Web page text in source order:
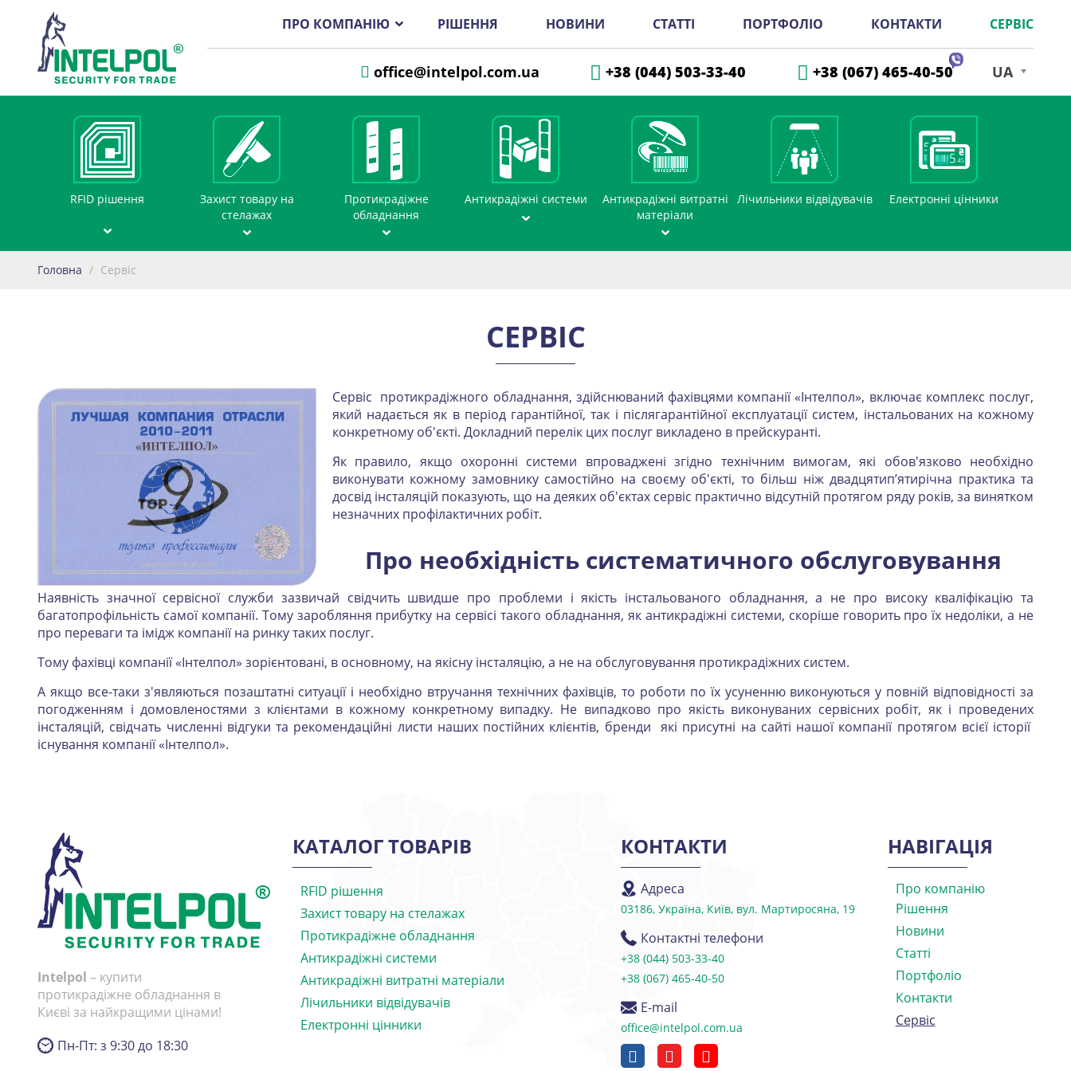
ПРО КОМПАНІЮ РІШЕННЯ НОВИНИ СТАТТІ ПОРТФОЛІО КОНТАКТИ СЕРВІС
office@intelpol.com.ua +38 (044) 503-33-40 +38 (067) 465-40-50 UA
RFID рішення
Захист товару на
стелажах
Протикрадіжне
обладнання
Антикрадіжні системи
Антикрадіжні витратні
матеріали
Лічильники відвідувачів Електронні цінники
Головна / Сервіс
СЕРВІС
Сервіс протикрадіжного обладнання, здійснюваний фахівцями компанії «Інтелпол», включає комплекс послуг,
який надається як в період гарантійної, так і післягарантійної експлуатації систем, інстальованих на кожному
конкретному об'єкті. Докладний перелік цих послуг викладено в прейскуранті.
Як правило, якщо охоронні системи впроваджені згідно технічним вимогам, які обов'язково необхідно
виконувати кожному замовнику самостійно на своєму об'єкті, то більш ніж двадцятип’ятирічна практика та
досвід інсталяцій показують, що на деяких об'єктах сервіс практично відсутній протягом ряду років, за винятком
незначних профілактичних робіт.
Про необхідність систематичного обслуговування
Наявність значної сервісної служби зазвичай свідчить швидше про проблеми і якість інстальованого обладнання, а не про високу кваліфікацію та
багатопрофільність самої компанії. Тому заробляння прибутку на сервісі такого обладнання, як антикрадіжні системи, скоріше говорить про їх недоліки, а не
про переваги та імідж компанії на ринку таких послуг.
Тому фахівці компанії «Інтелпол» зорієнтовані, в основному, на якісну інсталяцію, а не на обслуговування протикрадіжних систем.
А якщо все-таки з'являються позаштатні ситуації і необхідно втручання технічних фахівців, то роботи по їх усуненню виконуються у повній відповідності за
погодженням і домовленостями з клієнтами в кожному конкретному випадку. Не випадково про якість виконуваних сервісних робіт, як і проведених
інсталяцій, свідчать численні відгуки та рекомендаційні листи наших постійних клієнтів, бренди які присутні на сайті нашої компанії протягом всієї історії
існування компанії «Інтелпол».
Intelpol – купити
протикрадіжне обладнання в
Києві за найкращими цінами!
Пн-Пт: з 9:30 до 18:30
КАТАЛОГ ТОВАРІВ
RFID рішення
Захист товару на стелажах
Протикрадіжне обладнання
Антикрадіжні системи
Антикрадіжні витратні матеріали
Лічильники відвідувачів
Електронні цінники
КОНТАКТИ
Адреса
03186, Україна, Київ, вул. Мартиросяна, 19
Контактні телефони
+38 (044) 503-33-40
+38 (067) 465-40-50
E-mail
office@intelpol.com.ua
НАВІГАЦІЯ
Про компанію
Рішення
Новини
Статті
Портфоліо
Контакти
Сервіс